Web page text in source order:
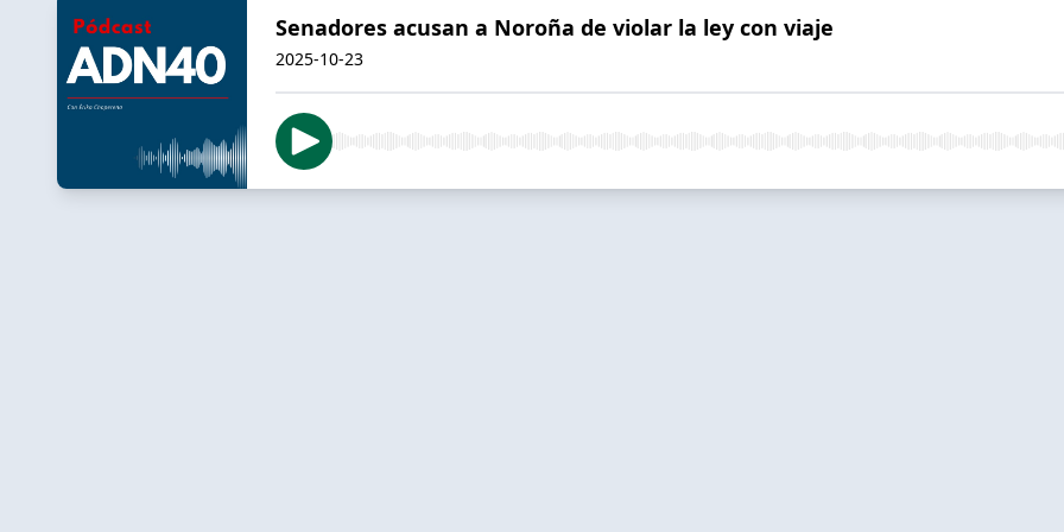
Senadores acusan a Noroña de violar la ley con viaje
2025-10-23